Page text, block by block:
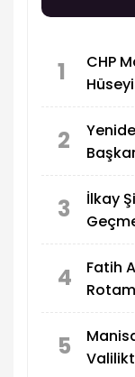
1
CHP
2
3
İlkay
4
Fatih
5